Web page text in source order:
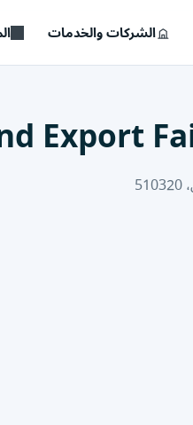
الشركات والخدمات